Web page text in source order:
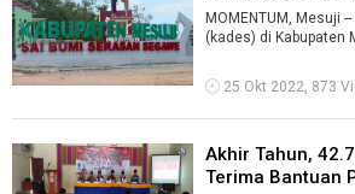
...
MOMENTUM, Mesuji
(kades) di Kabupaten
25 Okt 2022, 873
Akhir Tahun,
Terima Bantuan